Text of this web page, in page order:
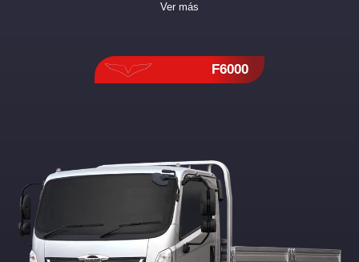
Ver más
F6000